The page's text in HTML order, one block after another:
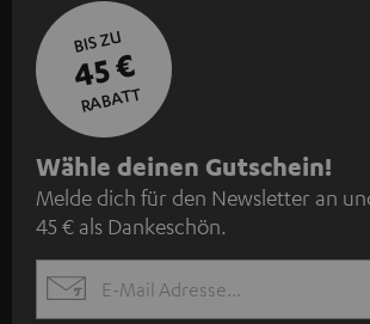
BIS ZU
45 €
RABATT
N
e
w
s
l
Wähle deinen Gutschein!
Melde dich für den Newsletter an
45 € als Dankeschön.
EMAIL